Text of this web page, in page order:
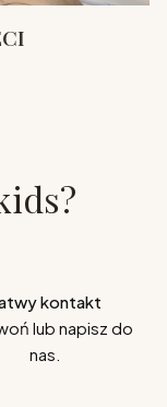
kontakt
lub napisz do
nas.